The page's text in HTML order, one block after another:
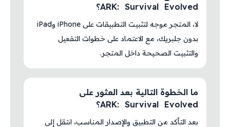
ARK: Survival Evolved؟
لا، المتجر موجه لتثبيت التطبيقات على iPhone وiPad
بدون جلبريك، مع الاعتماد على خطوات التفعيل
والتثبيت الصحيحة داخل المتجر.
ما الخطوة التالية بعد العثور على
ARK: Survival Evolved؟
بعد التأكد من التطبيق والإصدار المناسب، انتقل إلى